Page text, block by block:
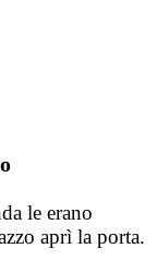
le erano
aprì la porta.